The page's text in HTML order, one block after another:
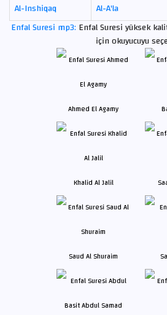
Al-Inshiqaq
Al-A'la
Enfal Suresi mp3: Enfal Suresi yüksek
için okuyucuyu
Ahmed El Agamy
Khalid Al Jalil
Saud Al Shuraim